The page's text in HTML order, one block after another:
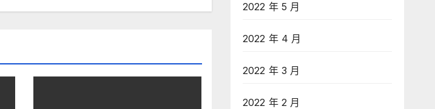
2022 年 5 月
2022 年 4 月
2022 年 3 月
2022 年 2 月